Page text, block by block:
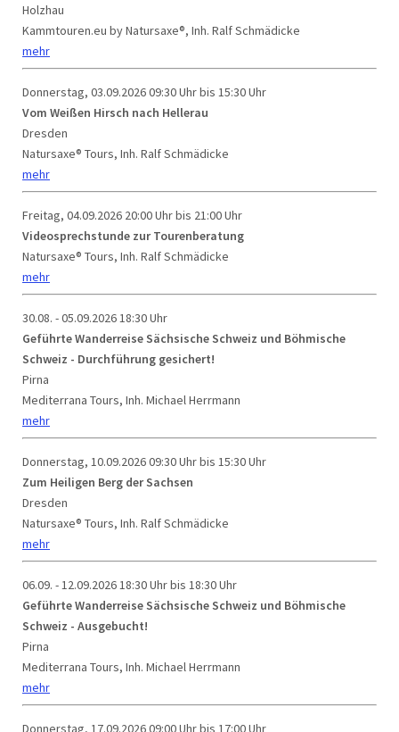
Holzhau
Kammtouren.eu by Natursaxe®, Inh. Ralf Schmädicke
mehr
Donnerstag, 03.09.202609:30 Uhr bis 15:30 Uhr
Vom Weißen Hirsch nach Hellerau
Dresden
Natursaxe® Tours, Inh. Ralf Schmädicke
mehr
Freitag, 04.09.2026 20:00 Uhr bis 21:00 Uhr
Videosprechstunde zur Tourenberatung
Natursaxe® Tours, Inh. Ralf Schmädicke
mehr
30.08. - 05.09.2026 18:30 Uhr
Geführte Wanderreise Sächsische Schweiz und Böhmische
Schweiz - Durchführung gesichert!
Pirna
Mediterrana Tours, Inh. Michael Herrmann
mehr
Donnerstag, 10.09.202609:30 Uhr bis 15:30 Uhr
Zum Heiligen Berg der Sachsen
Dresden
Natursaxe® Tours, Inh. Ralf Schmädicke
mehr
06.09. - 12.09.2026 18:30 Uhr bis 18:30 Uhr
Geführte Wanderreise Sächsische Schweiz und Böhmische
Schweiz - Ausgebucht!
Pirna
Mediterrana Tours, Inh. Michael Herrmann
mehr
Donnerstag, 17.09.202609:00 Uhr bis 17:00 Uhr